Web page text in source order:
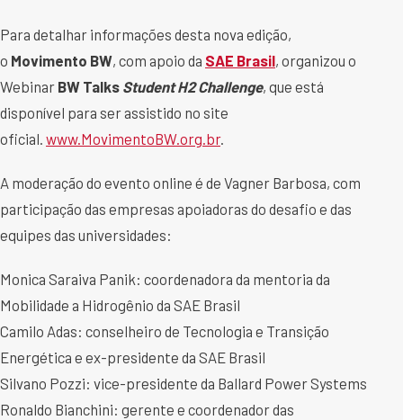
Para detalhar informações desta nova edição,
o Movimento BW, com apoio da SAE Brasil, organizou o
Webinar BW Talks Student H2 Challenge, que está
disponível para ser assistido no site
oficial. www.MovimentoBW.org.br.
A moderação do evento online é de Vagner Barbosa, com
participação das empresas apoiadoras do desafio e das
equipes das universidades:
Monica Saraiva Panik: coordenadora da mentoria da
Mobilidade a Hidrogênio da SAE Brasil
Camilo Adas: conselheiro de Tecnologia e Transição
Energética e ex-presidente da SAE Brasil
Silvano Pozzi: vice-presidente da Ballard Power Systems
Ronaldo Bianchini: gerente e coordenador das